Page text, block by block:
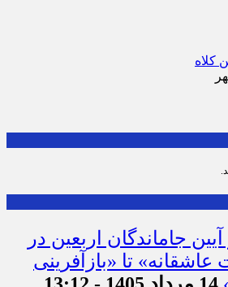
کلاه
جاماندگان اربعین در
تا «بازآفرینی